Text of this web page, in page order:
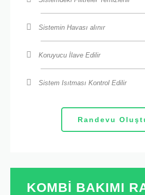
Sistemin Havası alınır
Koruyucu İlave Edilir
Sistem Isıtması Kontrol Edilir
Randevu
KOMBI BAKIMI